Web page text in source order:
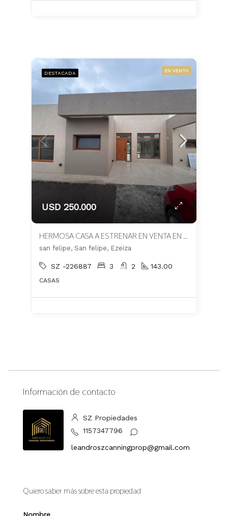
DESTACADA EN VENTA
USD 250.000
HERMOSA CASA A ESTRENAR EN VENTA EN BARRIO SAN FELIPE
san felipe, San felipe, Ezeiza
SZ -226887 3 2 143.00
CASAS
Información de contacto
SZ Propiedades
1157347796
leandroszcanningprop@gmail.com
Quiero saber más sobre esta propiedad
Nombre